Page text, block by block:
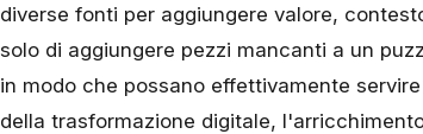
diverse fonti per aggiungere valore,
solo di aggiungere pezzi mancanti a un
in modo che possano effettivamente
della trasformazione digitale,